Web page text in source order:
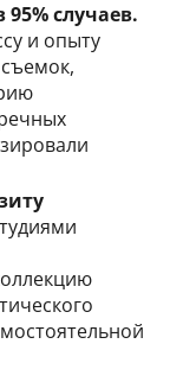
случаев.
и опыту